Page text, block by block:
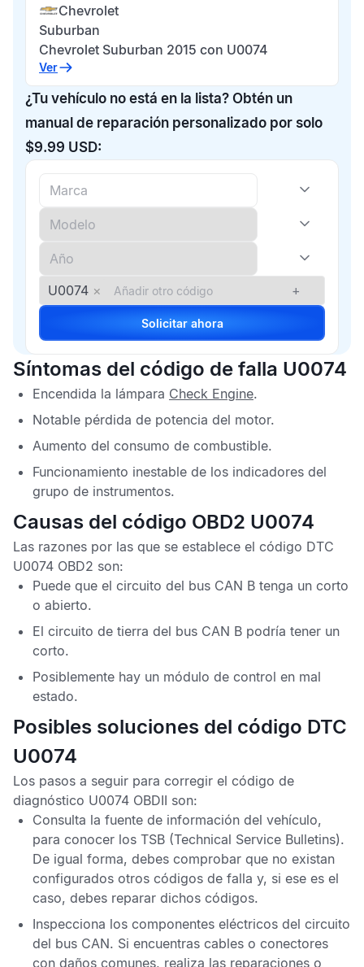
Chevrolet
Suburban
Chevrolet Suburban 2015 con U0074
Ver
¿Tu vehículo no está en la lista? Obtén un
manual de reparación personalizado por solo
$9.99 USD:
U0074 × +
Solicitar ahora
Síntomas del código de falla U0074
Encendida la lámpara Check Engine.
Notable pérdida de potencia del motor.
Aumento del consumo de combustible.
Funcionamiento inestable de los indicadores del
grupo de instrumentos.
Causas del código OBD2 U0074
Las razones por las que se establece el código DTC
U0074 OBD2 son:
Puede que el circuito del bus CAN B tenga un corto
o abierto.
El circuito de tierra del bus CAN B podría tener un
corto.
Posiblemente hay un módulo de control en mal
estado.
Posibles soluciones del código DTC
U0074
Los pasos a seguir para corregir el código de
diagnóstico U0074 OBDII son:
Consulta la fuente de información del vehículo,
para conocer los TSB (Technical Service Bulletins).
De igual forma, debes comprobar que no existan
configurados otros códigos de falla y, si ese es el
caso, debes reparar dichos códigos.
Inspecciona los componentes eléctricos del circuito
del bus CAN. Si encuentras cables o conectores
con daños comunes, realiza las reparaciones o